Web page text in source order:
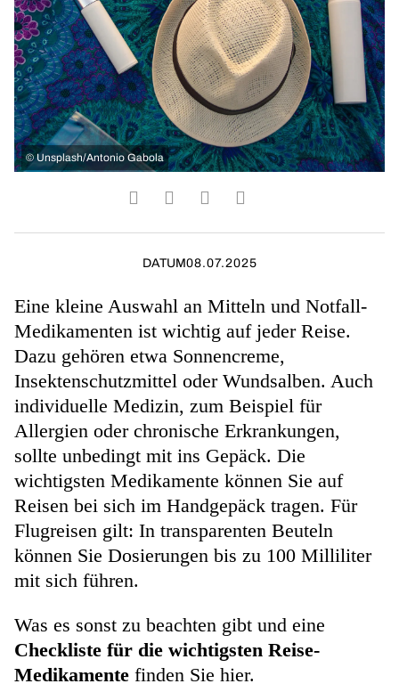
© Unsplash/Antonio Gabola
DATUM08.07.2025
Eine kleine Auswahl an Mitteln und Notfall-
Medikamenten ist wichtig auf jeder Reise.
Dazu gehören etwa Sonnencreme,
Insektenschutzmittel oder Wundsalben. Auch
individuelle Medizin, zum Beispiel für
Allergien oder chronische Erkrankungen,
sollte unbedingt mit ins Gepäck. Die
wichtigsten Medikamente können Sie auf
Reisen bei sich im Handgepäck tragen. Für
Flugreisen gilt: In transparenten Beuteln
können Sie Dosierungen bis zu 100 Milliliter
mit sich führen.
Was es sonst zu beachten gibt und eine
Checkliste für die wichtigsten Reise-
Medikamente finden Sie hier.